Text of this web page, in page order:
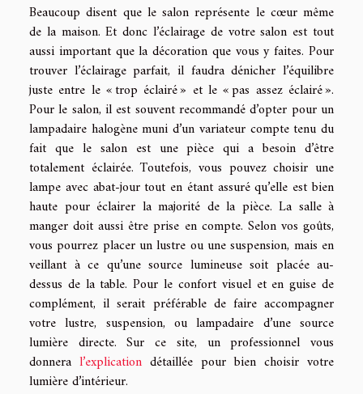
Beaucoup disent que le salon représente le cœur même
de la maison. Et donc l’éclairage de votre salon est tout
aussi important que la décoration que vous y faites. Pour
trouver l’éclairage parfait, il faudra dénicher l’équilibre
juste entre le « trop éclairé » et le « pas assez éclairé ».
Pour le salon, il est souvent recommandé d’opter pour un
lampadaire halogène muni d’un variateur compte tenu du
fait que le salon est une pièce qui a besoin d’être
totalement éclairée. Toutefois, vous pouvez choisir une
lampe avec abat-jour tout en étant assuré qu’elle est bien
haute pour éclairer la majorité de la pièce. La salle à
manger doit aussi être prise en compte. Selon vos goûts,
vous pourrez placer un lustre ou une suspension, mais en
veillant à ce qu’une source lumineuse soit placée au-
dessus de la table. Pour le confort visuel et en guise de
complément, il serait préférable de faire accompagner
votre lustre, suspension, ou lampadaire d’une source
lumière directe. Sur ce site, un professionnel vous
donnera l’explication détaillée pour bien choisir votre
lumière d’intérieur.